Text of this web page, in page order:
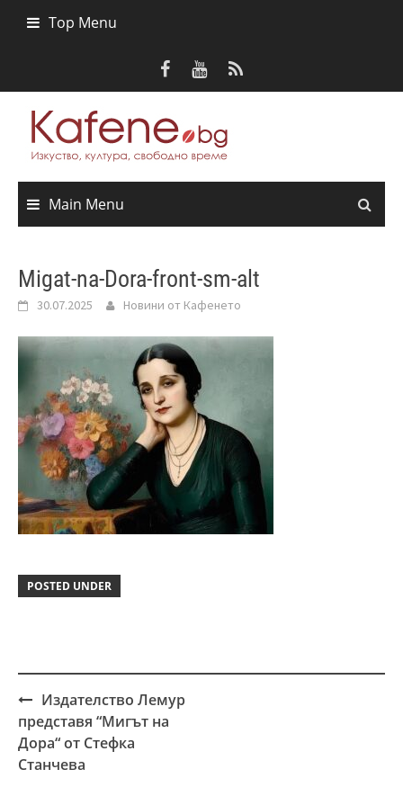
Top Menu
Main Menu
Migat-na-Dora-front-sm-alt
30.07.2025 Новини от Кафенето
POSTED UNDER
Post
navigation
Издателство Лемур
представя “Мигът на
Дора“ от Стефка
Станчева